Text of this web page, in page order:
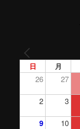
日 月
26 27
2 3
9 10